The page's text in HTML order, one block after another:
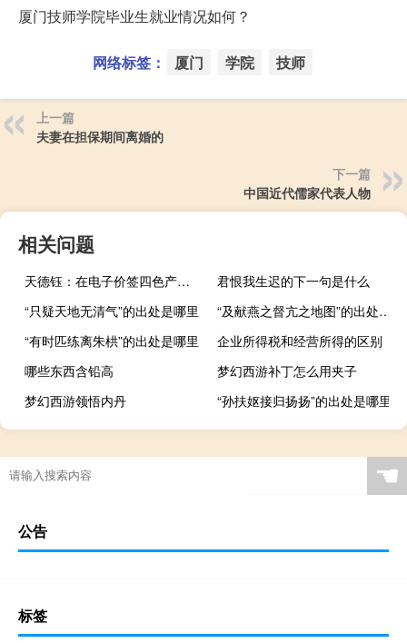
厦门技师学院毕业生就业情况如何？
网络标签： 厦门 学院 技师
上一篇
夫妻在担保期间离婚的
下一篇
中国近代儒家代表人物
相关问题
天德钰：在电子价签四色产品市场具有先进者优势
君恨我生迟的下一句是什么
“只疑天地无清气”的出处是哪里
“及献燕之督亢之地图”的出处是哪里
“有时匹练离朱栱”的出处是哪里
企业所得税和经营所得的区别
哪些东西含铅高
梦幻西游补丁怎么用夹子
梦幻西游领悟内丹
“孙扶妪接归扬扬”的出处是哪里
☚
公告
标签